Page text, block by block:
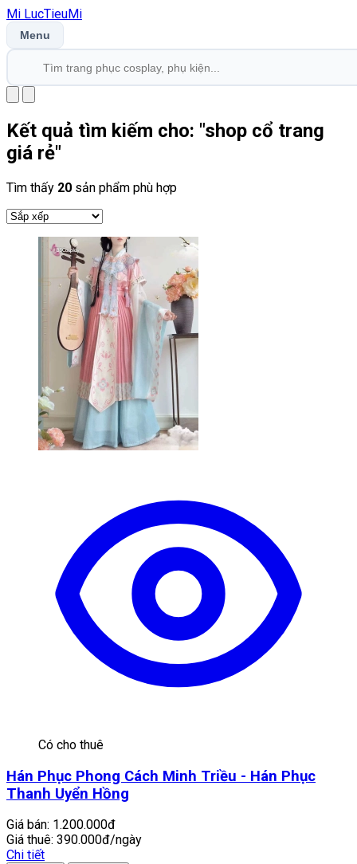
Mi LucTieuMi
Menu
Kết quả tìm kiếm cho: "shop cổ trang
giá rẻ"
Tìm thấy 20 sản phẩm phù hợp
Có cho thuê
Hán Phục Phong Cách Minh Triều - Hán Phục
Thanh Uyển Hồng
Giá bán: 1.200.000đ
Giá thuê: 390.000đ/ngày
Chi tiết